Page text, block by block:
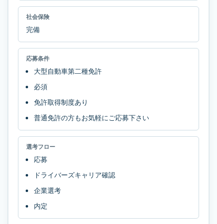
社会保険
完備
応募条件
大型自動車第二種免許
必須
免許取得制度あり
普通免許の方もお気軽にご応募下さい
選考フロー
応募
ドライバーズキャリア確認
企業選考
内定